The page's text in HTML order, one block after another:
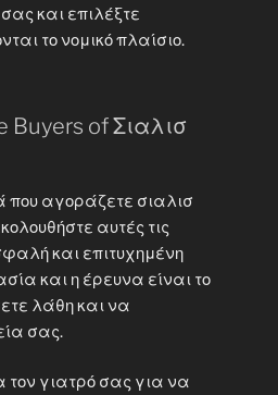
και επιλέξτε
το νομικό πλαίσιο.
Buyers of Σιαλισ
που αγοράζετε σιαλισ
αυτές τις
και επιτυχημένη
και η έρευνα είναι το
λάθη και να
σας.
τον γιατρό σας για να